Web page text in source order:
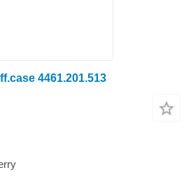
4461.201.513